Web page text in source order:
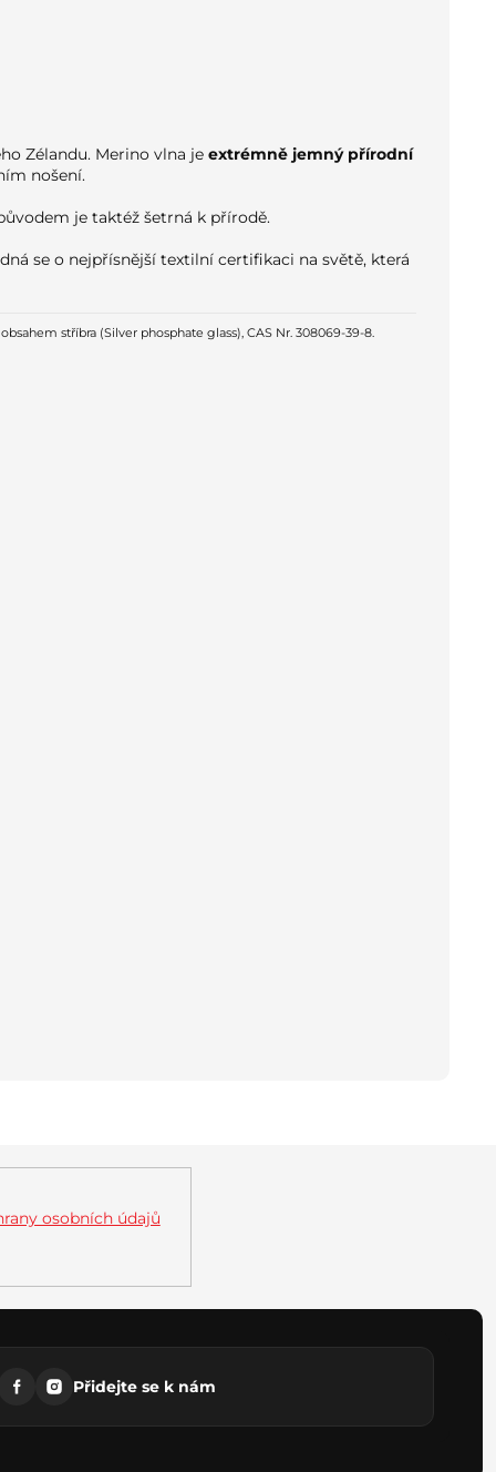
Zélandu. Merino vlna je extrémně jemný přírodní
nošení.
je taktéž šetrná k přírodě.
se o nejpřísnější textilní certifikaci na světě, která
stříbra (Silver phosphate glass), CAS Nr. 308069-39-8.
osobních údajů
Přidejte se k nám